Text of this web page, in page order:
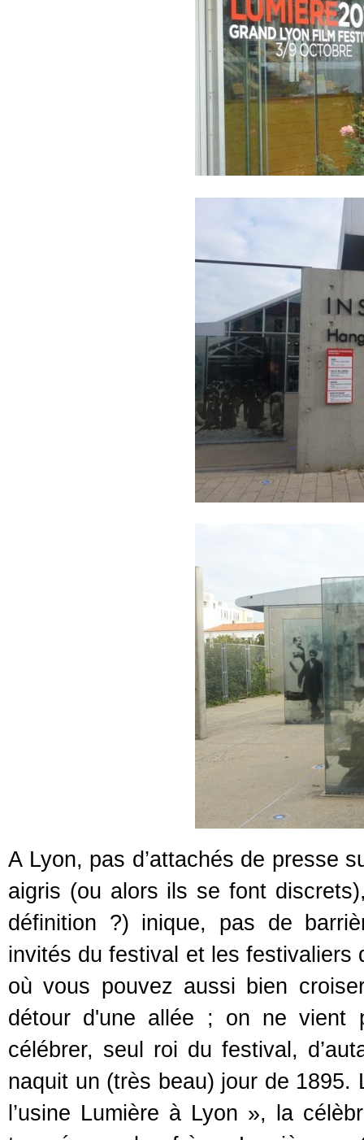
A Lyon, pas d’attachés de presse
aigris (ou alors ils se font
définition ?) inique, pas de
invités du festival et les
où vous pouvez aussi bien
détour d'une allée ; on ne vient
célébrer, seul roi du festival,
naquit un (très beau) jour de
l’usine Lumière à Lyon », la